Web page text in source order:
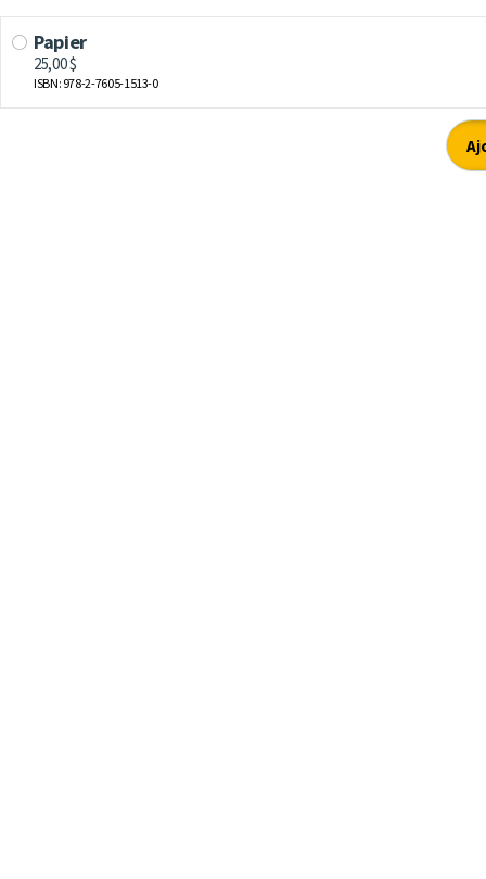
Papier
25,00 $
ISBN: 978-2-7605-1513-0